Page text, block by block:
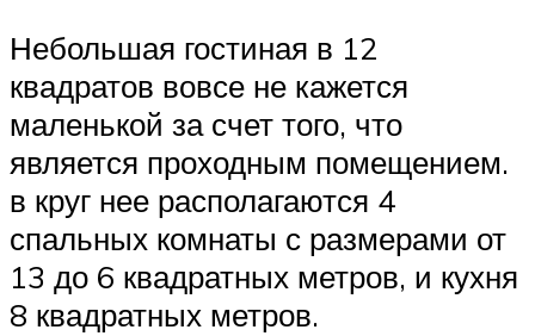
Небольшая гостиная в 12
квадратов вовсе не кажется
маленькой за счет того, что
является проходным помещением.
в круг нее располагаются 4
спальных комнаты с размерами от
13 до 6 квадратных метров, и кухня
8 квадратных метров.